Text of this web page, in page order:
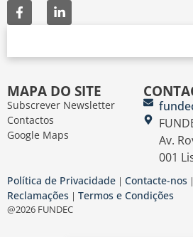
MAPA DO SITE
Subscrever Newsletter
Contactos
Google Maps
Av.
001
Política de Privacidade | Contacte-nos |
Reclamações | Termos e Condições
@2026 FUNDEC